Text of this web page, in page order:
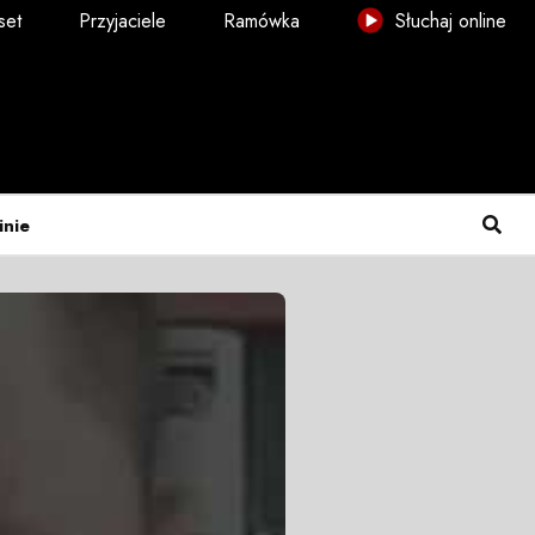
Przyjaciele Ramówka Słuchaj online